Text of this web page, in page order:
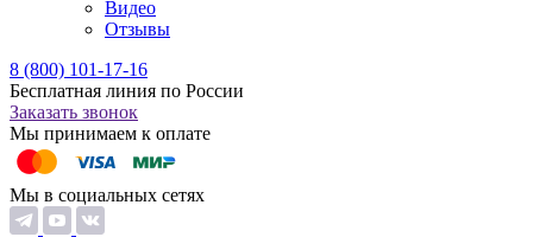
Видео
Отзывы
8 (800) 101-17-16
Бесплатная линия по России
Заказать звонок
Мы принимаем к оплате
Мы в социальных сетях